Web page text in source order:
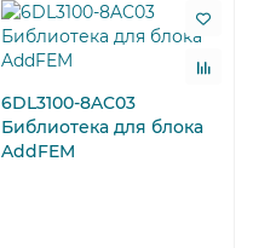
6DL3100-8AC03
Библиотека для блока
AddFEM